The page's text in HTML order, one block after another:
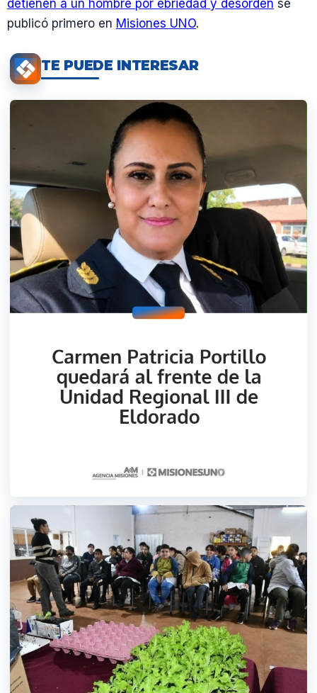
detienen a un hombre por ebriedad y desorden se
publicó primero en Misiones UNO.
TE PUEDE INTERESAR